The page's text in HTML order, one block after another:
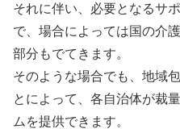
それに伴い、必要となるサ
で、場合によっては国の介
部分もでてきます。
そのような場合でも、地域
とによって、各自治体が裁
ムを提供できます。